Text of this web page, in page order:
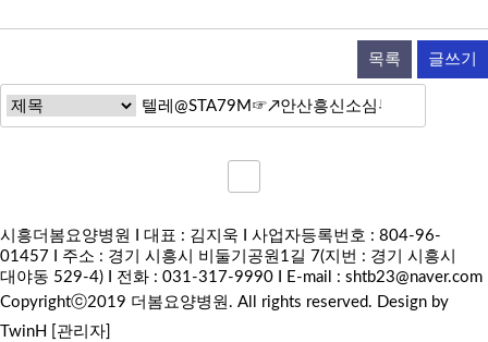
목록 글쓰기
시흥더봄요양병원 I 대표 : 김지욱 I 사업자등록번호 : 804-96-
01457 I 주소 : 경기 시흥시 비둘기공원1길 7(지번 : 경기 시흥시
대야동 529-4) I 전화 : 031-317-9990 I E-mail : shtb23@naver.com
Copyrightⓒ2019 더봄요양병원. All rights reserved. Design by
TwinH
[관리자]